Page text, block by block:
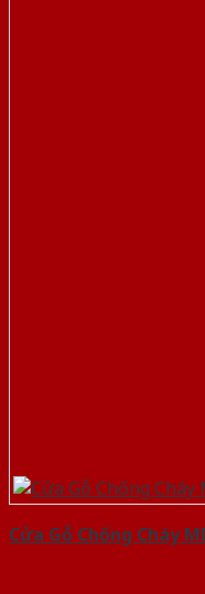
Cửa Gỗ Chống Cháy